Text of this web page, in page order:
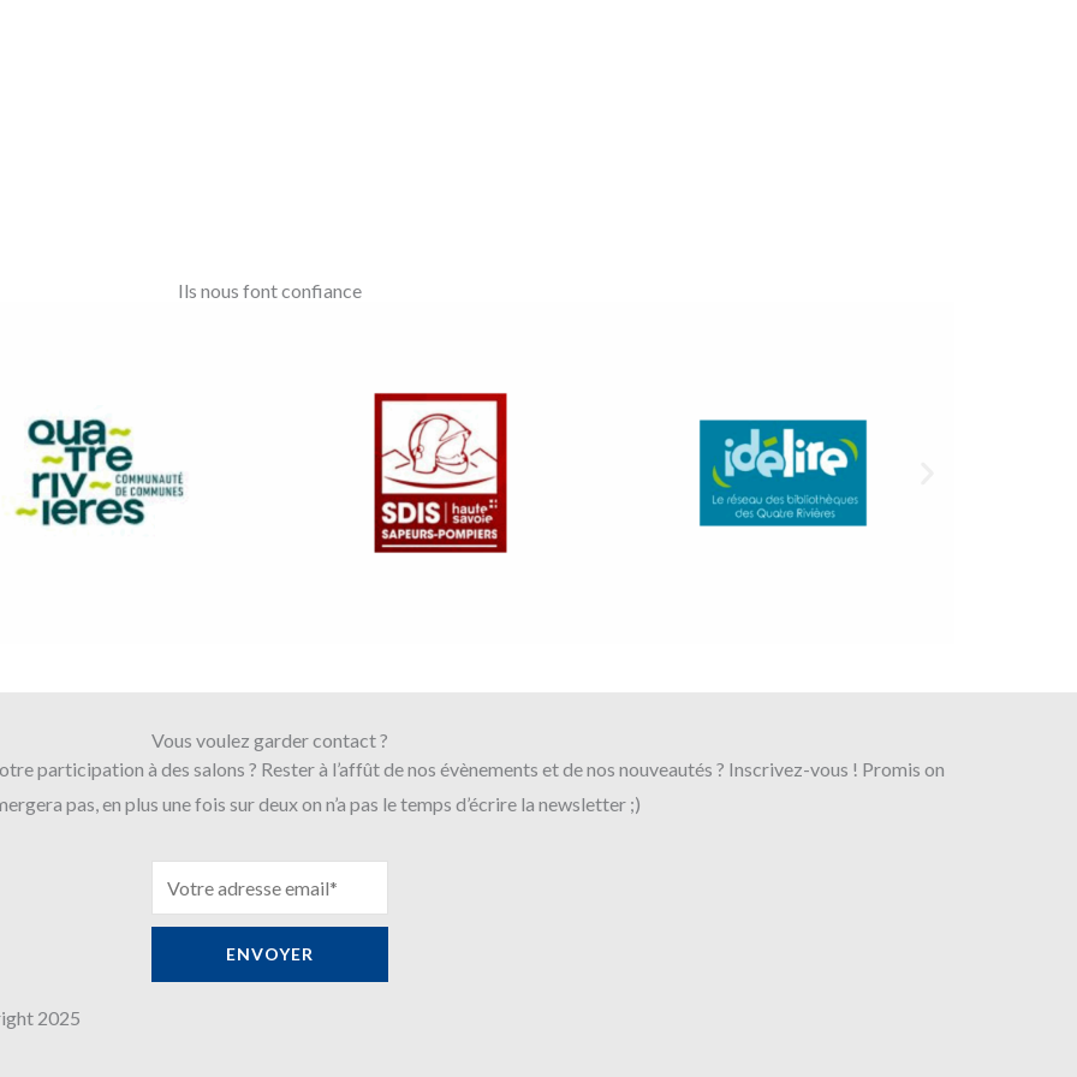
Ils nous font confiance
Vous voulez garder contact ?
participation à des salons ? Rester à l’affût de nos évènements et de nos nouveautés ? Inscrivez-vous ! Promis on
pas, en plus une fois sur deux on n’a pas le temps d’écrire la newsletter ;)
2025